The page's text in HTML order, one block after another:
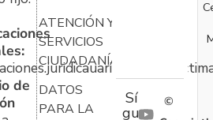
de
ATENCIÓN Y
SERVICIOS
CIUDADANÍA
DATOS
PARA LA
Sí
gu
©